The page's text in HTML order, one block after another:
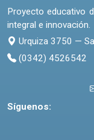
Proyecto educativo
integral e innovación.
Urquiza 3750 —
(0342) 4526542
Síguenos: